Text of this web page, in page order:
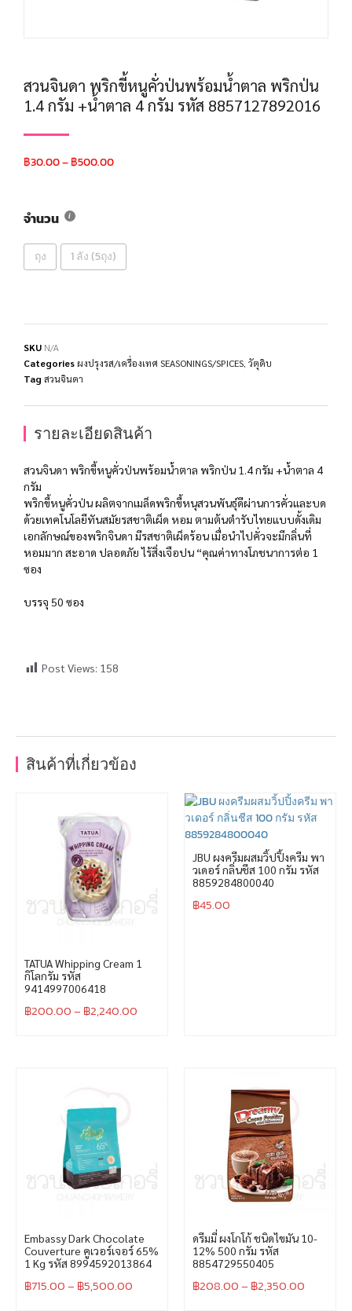
สวนจินดา พริกขี้หนูคั่วป่นพร้อมน้ำตาล พริกป่น
1.4 กรัม +น้ำตาล 4 กรัม รหัส 8857127892016
฿30.00–฿500.00
จำนวน
ถุง 1 ลัง (5ถุง)
SKU N/A
Categories ผงปรุงรส/เครื่องเทศ SEASONINGS/SPICES วัตุดิบ
Tag สวนจินดา
รายละเอียดสินค้า
สวนจินดา พริกขี้หนูคั่วป่นพร้อมน้ำตาล พริกป่น 1.4 กรัม +น้ำตาล 4
กรัม
พริกขี้หนูคั่วป่น ผลิตจากเมล็ดพริกขี้หนุสวนพันธุ์ดีผ่านการคั่วและบด
ด้วยเทคโนโลยีทันสมัยรสชาติเผ็ด หอม ตามต้นตำรับไทยแบบดั้งเดิม
เอกลักษณ์ของพริกจินดา มีรสชาติเผ็ดร้อน เมื่อนำไปคั่วจะมีกลิ่นที่
หอมมาก สะอาด ปลอดภัย ไร้สิ่งเจือปน “คุณค่าทางโภชนาการต่อ 1
ซอง
บรรจุ 50 ซอง
Post Views: 158
สินค้าที่เกี่ยวข้อง
TATUA Whipping Cream 1
กิโลกรัม รหัส
9414997006418
฿200.00– ฿2,240.00
JBU ผงครีมผสมวิ้ปปิ้งครีม พา
วเดอร์ กลิ่นชีส 100 กรัม รหัส
8859284800040
฿45.00
Embassy Dark Chocolate
Couverture คูเวอร์เจอร์ 65%
1 Kg รหัส 8994592013864
฿715.00– ฿5,500.00
ดรีมมี่ ผงโกโก้ ชนิดไขมัน 10-
12% 500 กรัม รหัส
8854729550405
฿208.00– ฿2,350.00